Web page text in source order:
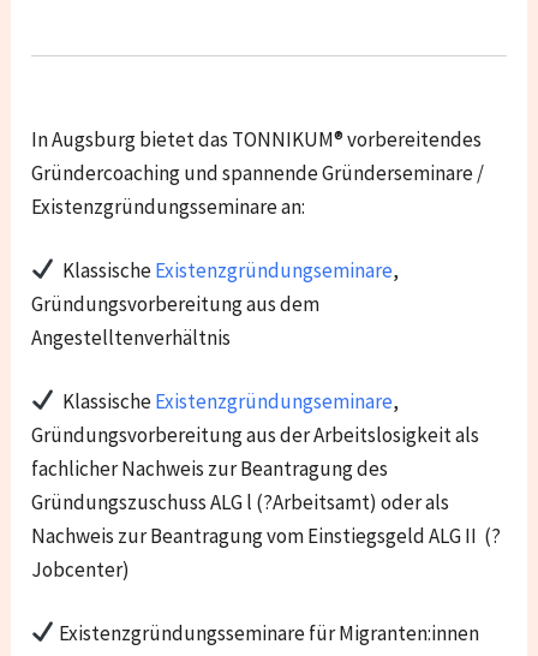
In Augsburg bietet das TONNIKUM® vorbereitendes
Gründercoaching und spannende Gründerseminare /
Existenzgründungsseminare an:
KlassischeExistenzgründungseminare,
Gründungsvorbereitung aus dem
Angestelltenverhältnis
KlassischeExistenzgründungseminare,
Gründungsvorbereitung aus der Arbeitslosigkeit als
fachlicher Nachweis zur Beantragung des
Gründungszuschuss ALG l (?Arbeitsamt) oder als
Nachweis zur Beantragung vom Einstiegsgeld ALG II (?
Jobcenter)
Existenzgründungsseminare für Migranten:innen